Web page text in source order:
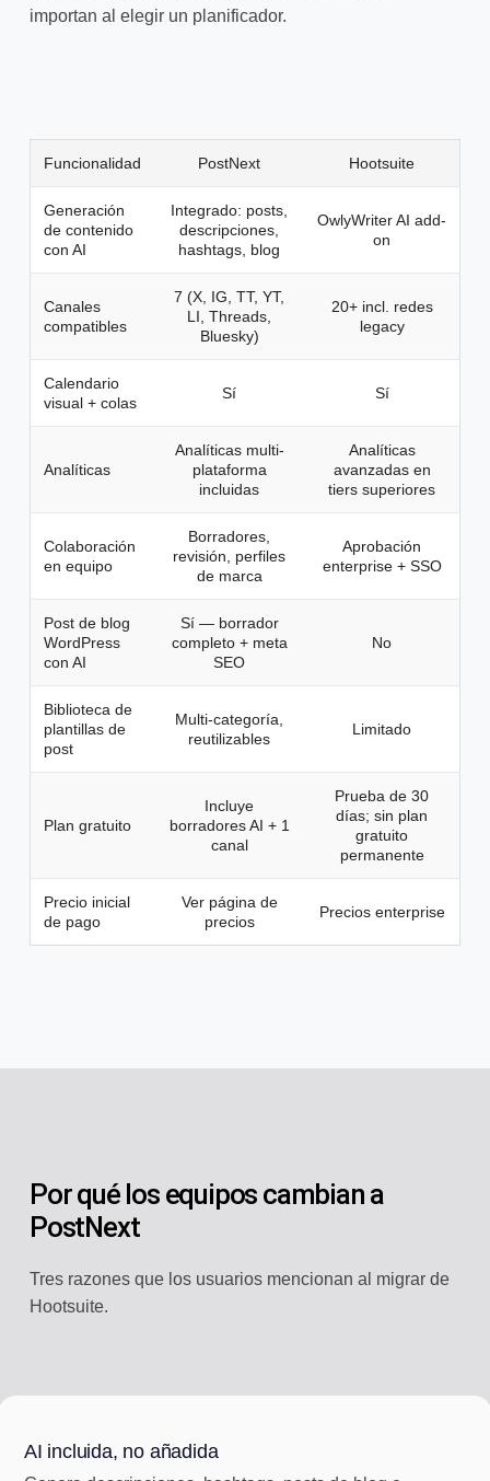
importan al elegir un planificador.
Funcionalidad PostNext Hootsuite
Generación
de contenido
con AI
Integrado: posts,
descripciones,
hashtags, blog
OwlyWriter AI add-
on
Canales
compatibles
7 (X, IG, TT, YT,
LI, Threads,
Bluesky)
20+ incl. redes
legacy
Calendario
visual + colas
Sí Sí
Analíticas
Analíticas multi-
plataforma
incluidas
Analíticas
avanzadas en
tiers superiores
Colaboración
en equipo
Borradores,
revisión, perfiles
de marca
Aprobación
enterprise + SSO
Post de blog
WordPress
con AI
Sí — borrador
completo + meta
SEO
No
Biblioteca de
plantillas de
post
Multi-categoría,
reutilizables
Limitado
Plan gratuito
Incluye
borradores AI + 1
canal
Prueba de 30
días; sin plan
gratuito
permanente
Precio inicial
de pago
Ver página de
precios
Precios enterprise
Por qué los equipos cambian a
PostNext
Tres razones que los usuarios mencionan al migrar de
Hootsuite.
AI incluida, no añadida